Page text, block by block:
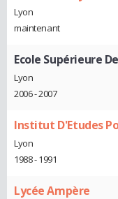
Lyon
maintenant
Ecole Supérieure
Lyon
2006 - 2007
Institut D'Etudes
Lyon
1988 - 1991
Lycée Ampère